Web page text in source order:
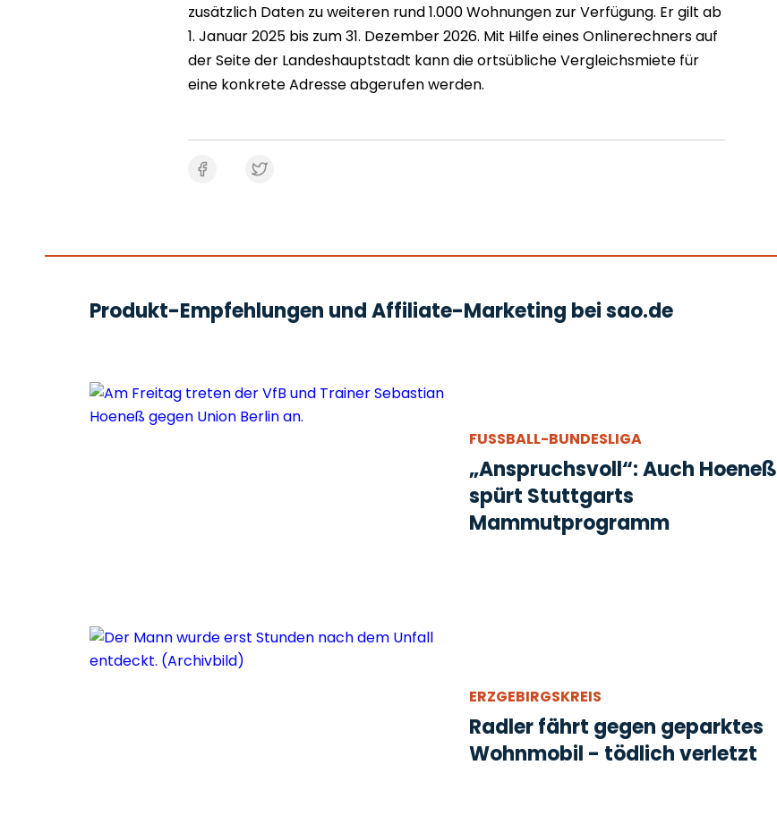
zusätzlich Daten zu weiteren rund 1.000 Wohnungen zur Verfügung. Er gilt ab
1. Januar 2025 bis zum 31. Dezember 2026. Mit Hilfe eines Onlinerechners auf
der Seite der Landeshauptstadt kann die ortsübliche Vergleichsmiete für
eine konkrete Adresse abgerufen werden.
Produkt-Empfehlungen und Affiliate-Marketing bei sao.de
FUSSBALL-BUNDESLIGA
„Anspruchsvoll“: Auch Hoeneß
spürt Stuttgarts
Mammutprogramm
ERZGEBIRGSKREIS
Radler fährt gegen geparktes
Wohnmobil - tödlich verletzt